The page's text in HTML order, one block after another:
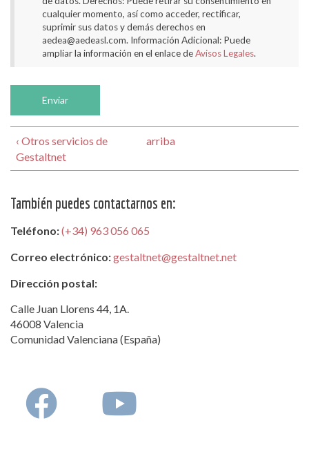
cualquier momento, así como acceder, rectificar,
suprimir sus datos y demás derechos en
aedea@aedeasl.com. Información Adicional: Puede
ampliar la información en el enlace deAvisos Legales.
‹ Otros servicios de
Gestaltnet
arriba
También puedes contactarnos en:
Teléfono:(+34) 963 056 065
Correo electrónico:gestaltnet@gestaltnet.net
Dirección postal:
Calle Juan Llorens 44, 1A.
46008 Valencia
Comunidad Valenciana (España)